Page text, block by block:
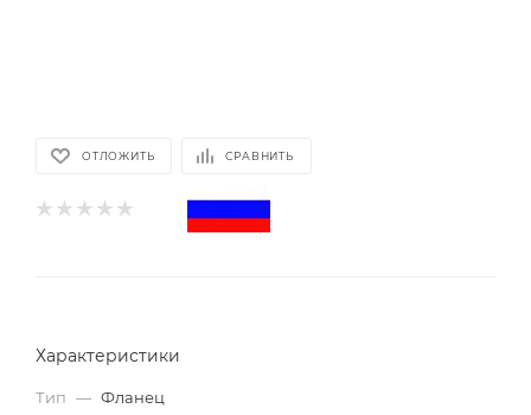
ОТЛОЖИТЬ СРАВНИТЬ
Характеристики
Тип — Фланец